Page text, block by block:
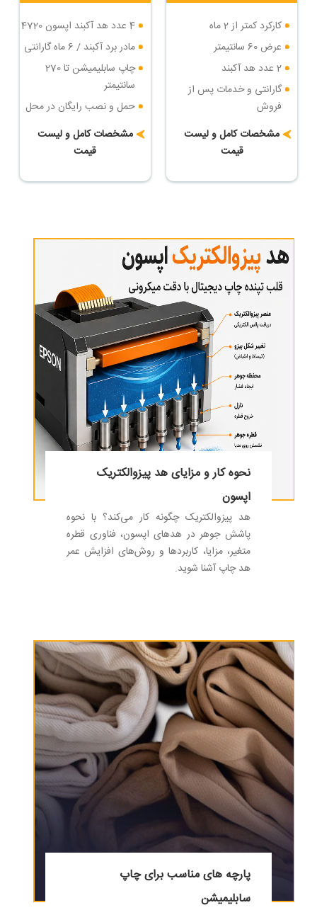
4 عدد هد آکبند اپسون 4720
مادر برد آکبند / 6 ماه گارانتی
چاپ سابلیمیشن تا 270
سانتیمتر
حمل و نصب رایگان در محل
شرایط پرداخت اقساطی
مشخصات کامل و لیست
قیمت
کارکرد کمتر از 2 ماه
عرض 60 سانتیمتر
2 عدد هد آکبند
گارانتی و خدمات پس از
فروش
حمل و نصب رایگان
مشخصات کامل و لیست
قیمت
نحوه کار و مزایای هد پیزوالکتریک
اپسون
هد پیزوالکتریک چگونه کار می‌کند؟ با نحوه
پاشش جوهر در هدهای اپسون، فناوری قطره
متغیر، مزایا، کاربردها و روش‌های افزایش عمر
هد چاپ آشنا شوید.
پارچه های مناسب برای چاپ
سابلیمیشن